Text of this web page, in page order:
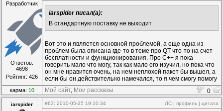
Разработчик
Ответов:
4698
Рейтинг: 426
iarspider писал(а):
В стандартную поставку не выходит
Вот это и является основной проблемой, а еще одна из
проблем была описана где-то в теме про QT что-то на счет
бесплатности и функционирования. Про C++ я пока
говорить мало что могу, так как мало его изучил, но пока что
он мне нравится очень, на нем неплохой пакет бы вышел, а
если бы он действительно намечался, то я чем смогу помогу
карма: 10 Мой сайт, Мои рассказы 0
iarspider #63: 2010-05-25 19:10:34 ЛС | профиль | цитата